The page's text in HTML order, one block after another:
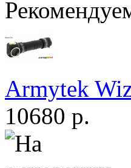
Armytek
10680 р.